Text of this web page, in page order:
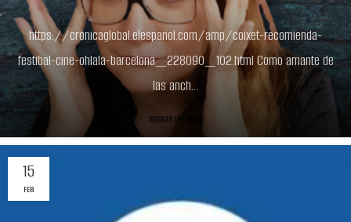
https://cronicaglobal.elespanol.com/amp/coixet-recomienda-
festibal-cine-ohlala-barcelona_228090_102.html Como amante de
las anch...
SEGUIR LEYENDO
15
FEB